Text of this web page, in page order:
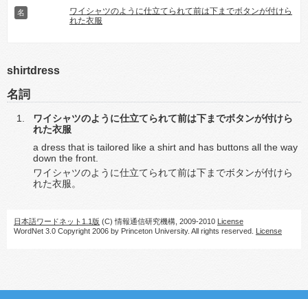
名
ワイシャツのように仕立てられて前は下までボタンが付けら
れた衣服
shirtdress
名詞
ワイシャツのように仕立てられて前は下までボタンが付けら
れた衣服
a dress that is tailored like a shirt and has buttons all the way
down the front.
ワイシャツのように仕立てられて前は下までボタンが付けら
れた衣服。
日本語ワードネット1.1版 (C) 情報通信研究機構, 2009-2010 License
WordNet 3.0 Copyright 2006 by Princeton University. All rights reserved. License